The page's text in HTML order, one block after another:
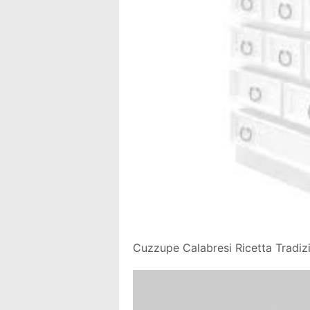
Cuzzupe Calabresi Ricetta